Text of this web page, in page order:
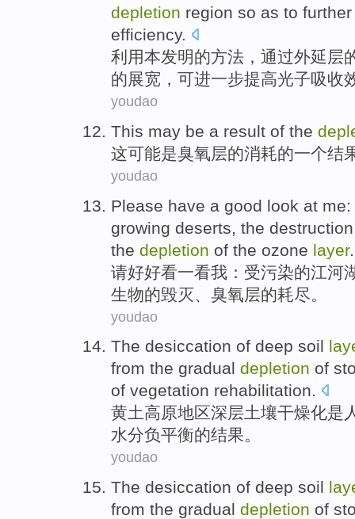
depletion region so as to further
efficiency.
利用本发明的方法 ， 通过外延层
的展宽，可进一步提高光子吸收
youdao
This may be a result of the
这可能是臭氧层的消耗的一个结
youdao
Please have a good look at me:
growing deserts the destruction
the depletion of the ozone layer.
请好好看一看我 ： 受污染的江河
生物的毁灭 臭氧层的耗尽 。
youdao
The desiccation of deep soil
from the gradual depletion of
of vegetation rehabilitation.
黄土高原地区深层土壤干燥化是
水分负平衡的结果。
youdao
The desiccation of deep soil
from the gradual depletion of